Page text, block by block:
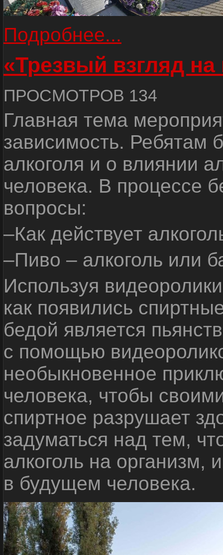
Подробнее...
«Трезвый взгляд на
ПРОСМОТРОВ 134
Главная тема
зависимость. Ребятам
алкоголя и о влиянии
человека. В процессе
вопросы:
–Как действует
–Пиво – алкоголь или
Используя
как появились
бедой является
с помощью
необыкновенное
человека, чтобы
спиртное разрушает
задуматься над тем,
алкоголь на организм,
в будущем человека.